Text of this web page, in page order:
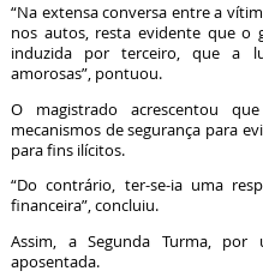
“Na extensa conversa entre a
nos autos, resta evidente que
induzida por terceiro, que a
amorosas”, pontuou.
O magistrado acrescentou
mecanismos de segurança para
para fins ilícitos.
“Do contrário, ter-se-ia uma
financeira”, concluiu.
Assim, a Segunda Turma,
aposentada.